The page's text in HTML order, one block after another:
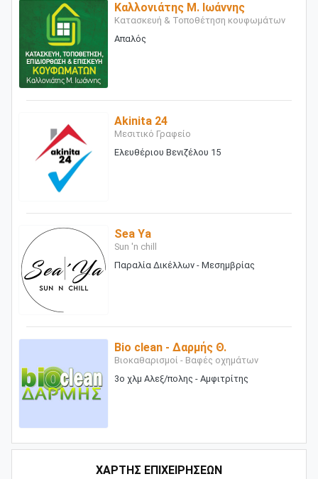
Καλλονιάτης Μ. Ιωάννης
Κατασκευή & Τοποθέτηση κουφωμάτων
Απαλός
Akinita 24
Μεσιτικό Γραφείο
Ελευθέριου Βενιζέλου 15
Sea Ya
Sun 'n chill
Παραλία Δικέλλων - Μεσημβρίας
Bio clean - Δαρμής Θ.
Βιοκαθαρισμοί - Βαφές οχημάτων
3ο χλμ Αλεξ/πολης - Αμφιτρίτης
ΧΑΡΤΗΣ ΕΠΙΧΕΙΡΗΣΕΩΝ